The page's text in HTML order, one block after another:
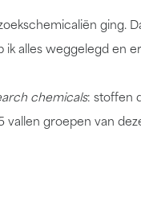
ging.
ik alles weggelegd en
chemicals: stoffen
vallen groepen van